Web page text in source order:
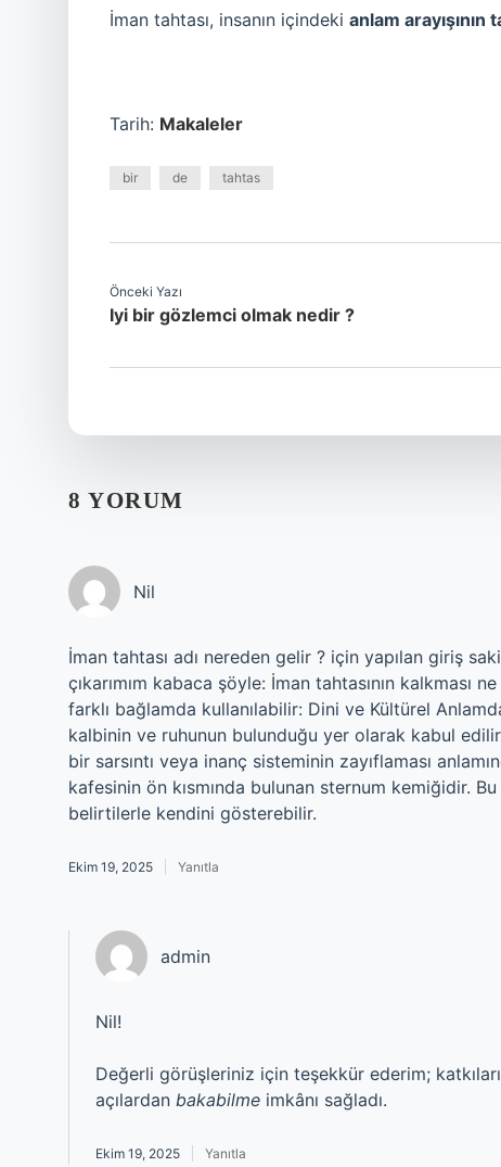
İman tahtası, insanın içindeki anlam arayışının
Tarih: Makaleler
bir de tahtas
Önceki Yazı
Iyi bir gözlemci olmak nedir ?
8 YORUM
Nil
İman tahtası adı nereden gelir ? için yapılan giriş
çıkarımım kabaca şöyle: İman tahtasının kalkması
farklı bağlamda kullanılabilir: Dini ve Kültürel
kalbinin ve ruhunun bulunduğu yer olarak kabul
bir sarsıntı veya inanç sisteminin zayıflaması
kafesinin ön kısmında bulunan sternum kemiğidir.
belirtilerle kendini gösterebilir.
Ekim 19, 2025 Yanıtla
admin
Nil!
Değerli görüşleriniz için teşekkür ederim;
açılardan bakabilme imkânı sağladı.
Ekim 19, 2025 Yanıtla